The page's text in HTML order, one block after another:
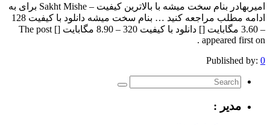
امیربهادر بنام سخت میشه با بالاترین کیفیت – Sakht Mishe برای به
ادامه مطلب مراجعه کنید … بنام سخت میشه دانلود با کیفیت 128
– 3.60 مگابایت [] دانلود با کیفیت 320 – 8.90 مگابایت [] The post
appeared first on .
Published by: 0
مدیر :